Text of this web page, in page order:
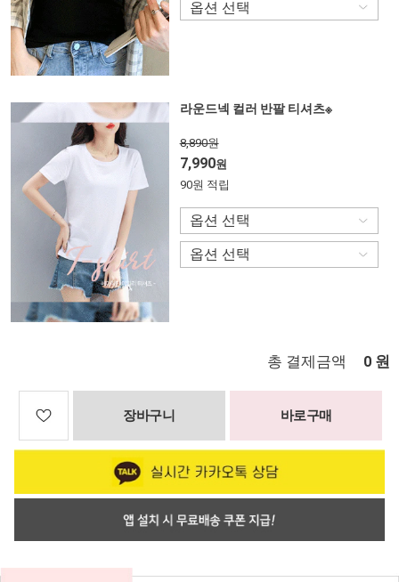
라운드넥 컬러 반팔 티셔츠※
8,890원
7,990원
90원 적립
총 결제금액 0 원
장바구니 바로구매